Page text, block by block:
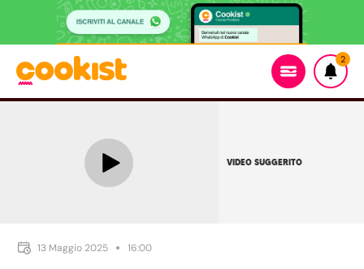
2
VIDEO SUGGERITO
13 Maggio 2025 16:00